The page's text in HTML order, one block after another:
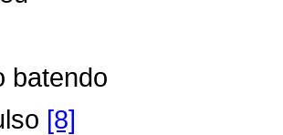
batendo
[8]